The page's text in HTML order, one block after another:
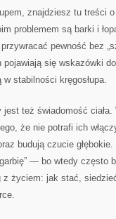
znajdziesz tu treści
problemem są barki i
pewność bez
pojawiają się wskazówki
stabilności kręgosłupa.
też świadomość
że nie potrafi ich
budują czucie
— bo wtedy często
z życiem: jak stać,